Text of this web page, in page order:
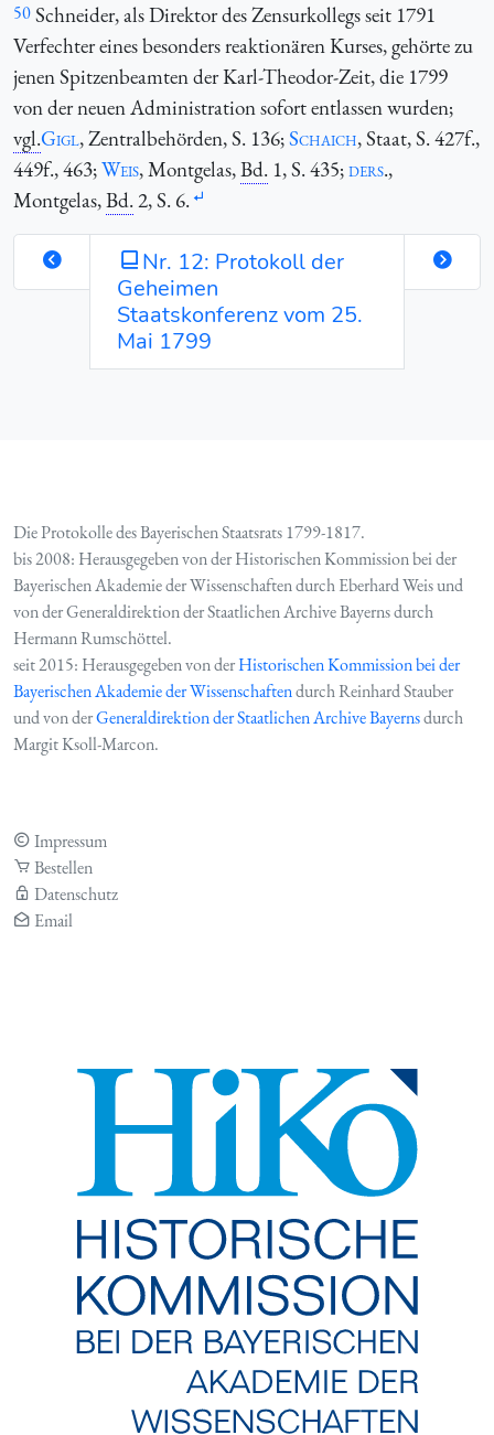
50Schneider, als Direktor des Zensurkollegs seit 1791
Verfechter eines besonders reaktionären Kurses, gehörte zu
jenen Spitzenbeamten der Karl-Theodor-Zeit, die 1799
von der neuen Administration sofort entlassen wurden;
vgl.Gigl, Zentralbehörden, S. 136;Schaich, Staat, S. 427f.,
449f., 463;Weis, Montgelas,Bd. 1, S. 435;ders.,
Montgelas,Bd.2, S. 6.
Nr. 12: Protokoll der
Geheimen
Staatskonferenz vom 25.
Mai 1799
Die Protokolle des Bayerischen Staatsrats 1799-1817.
bis 2008: Herausgegeben von der Historischen Kommission bei der
Bayerischen Akademie der Wissenschaften durch Eberhard Weis und
von der Generaldirektion der Staatlichen Archive Bayerns durch
Hermann Rumschöttel.
seit 2015: Herausgegeben von derHistorischen Kommission bei der
Bayerischen Akademie der Wissenschaftendurch Reinhard Stauber
und von derGeneraldirektion der Staatlichen Archive Bayernsdurch
Margit Ksoll-Marcon.
Impressum
Bestellen
Datenschutz
Email